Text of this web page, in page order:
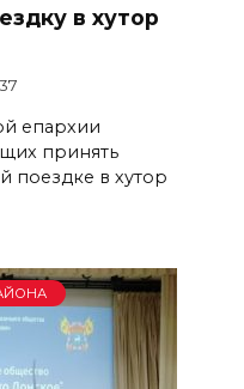
в хутор
епархии
принять
поездке в хутор